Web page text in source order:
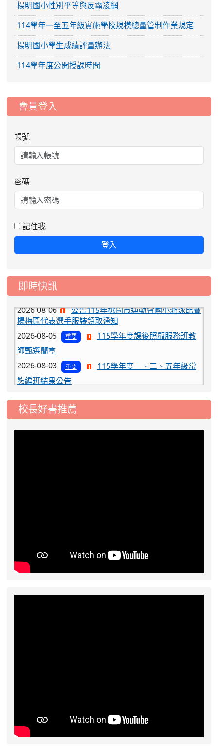
楊明國小性別平等與反霸凌網
114學年一至五年級實施學校規模總量管制作業規定
楊明國小學生成績評量辦法
114學年度公開授課時間
::: 會員登入
帳號
密碼
記住我
登入
即時快訊
2026-08-06
公告115年桃園市運動會國小游泳比賽
楊梅區代表選手服裝領取通知
師甄選簡章
2026-08-03
重要
115學年度一、三、五年級常
態編班結果公告
2026-07-31
公告
學校對面建案申請8月份「施
工車輛臨停」一案，請各位用路人留意
游泳比賽楊梅區代表選手 集訓及比賽通知
2026-08-06
公告115年桃園市運動會國小游泳比賽
楊梅區代表選手服裝領取通知
游泳比賽楊梅區代表選手 集訓及比賽通知
校長好書推薦